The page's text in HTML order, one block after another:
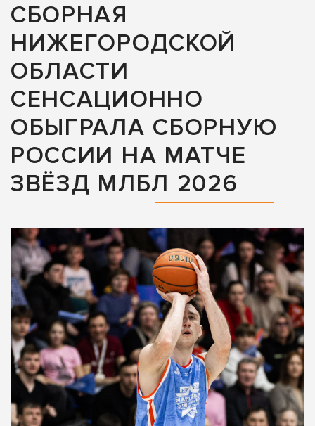
СБОРНАЯ
НИЖЕГОРОДСКОЙ
ОБЛАСТИ
СЕНСАЦИОННО
ОБЫГРАЛА СБОРНУЮ
РОССИИ НА МАТЧЕ
ЗВЁЗД МЛБЛ 2026